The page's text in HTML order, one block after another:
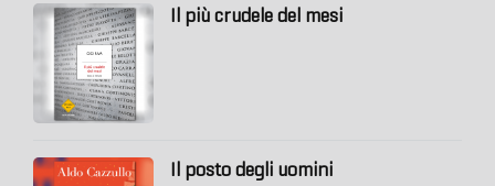
Il più crudele del mesi
Il posto degli uomini